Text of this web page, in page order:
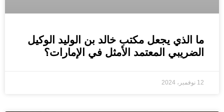
ما الذي يجعل مكتب خالد بن الوليد الوكيل
الضريبي المعتمد الأمثل في الإمارات؟
12 نوفمبر، 2024